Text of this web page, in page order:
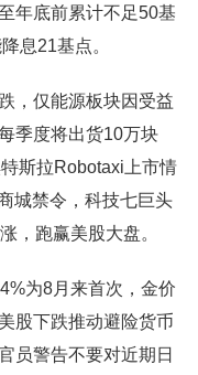
年底前累计不足50基
息21基点。
，仅能源板块因受益
季度将出货10万块
斯拉Robotaxi上市情
城禁令，科技七巨头
，跑赢美股大盘。
为8月来首次，金价
股下跌推动避险货币
员警告不要对近期日